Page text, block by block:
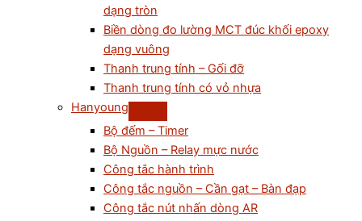
dạng tròn
Biền dòng đo lường MCT đúc khối epoxy
dạng vuông
Thanh trung tính – Gối đỡ
Thanh trung tính có vỏ nhựa
Hanyoung
Bộ đếm – Timer
Bộ Nguồn – Relay mực nước
Công tắc hành trình
Công tắc nguồn – Cần gạt – Bàn đạp
Công tắc nút nhấn dòng AR